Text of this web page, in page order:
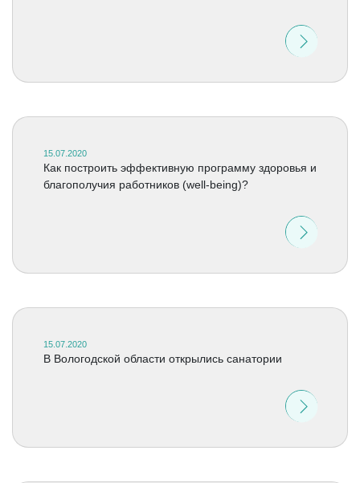
15.07.2020
Как построить эффективную программу здоровья и
благополучия работников (well-being)?
15.07.2020
В Вологодской области открылись санатории